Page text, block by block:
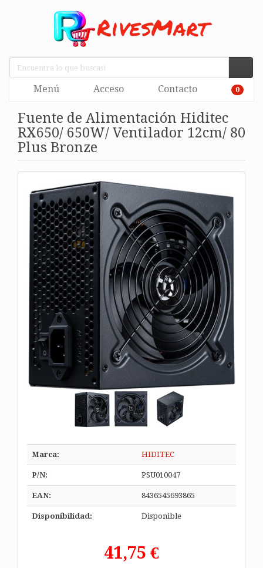
Menú Acceso Contacto 0
Fuente de Alimentación Hiditec
RX650/ 650W/ Ventilador 12cm/ 80
Plus Bronze
Marca: HIDITEC
P/N: PSU010047
EAN: 8436545693865
Disponibilidad: Disponible
41,75 €